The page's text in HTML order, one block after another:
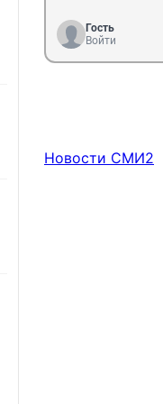
Гость
Войти
Новости СМИ2